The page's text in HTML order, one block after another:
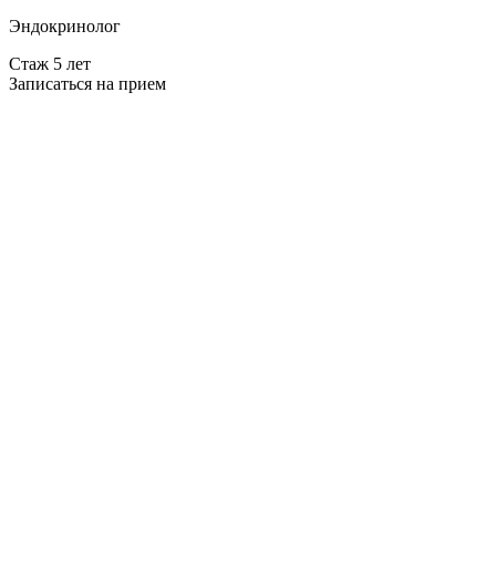
Эндокринолог
Стаж 5 лет
Записаться на прием